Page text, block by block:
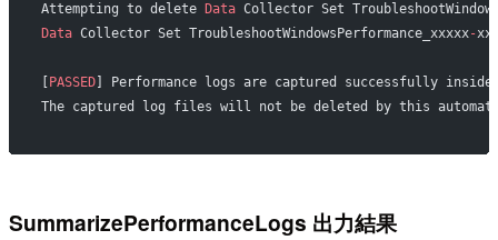
Attempting to delete Data Collector Set
Data Collector Set TroubleshootWindowsPerformance_xxxxx-
PASSED] Performance logs are captured successfully inside
The captured log files will not be deleted by this
SummarizePerformanceLogs 出力結果